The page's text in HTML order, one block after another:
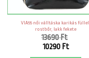
VIA55 női válltáska karikás füllel,
rostbőr, lakk fekete
13690Ft
Original
10290 Ft
Current